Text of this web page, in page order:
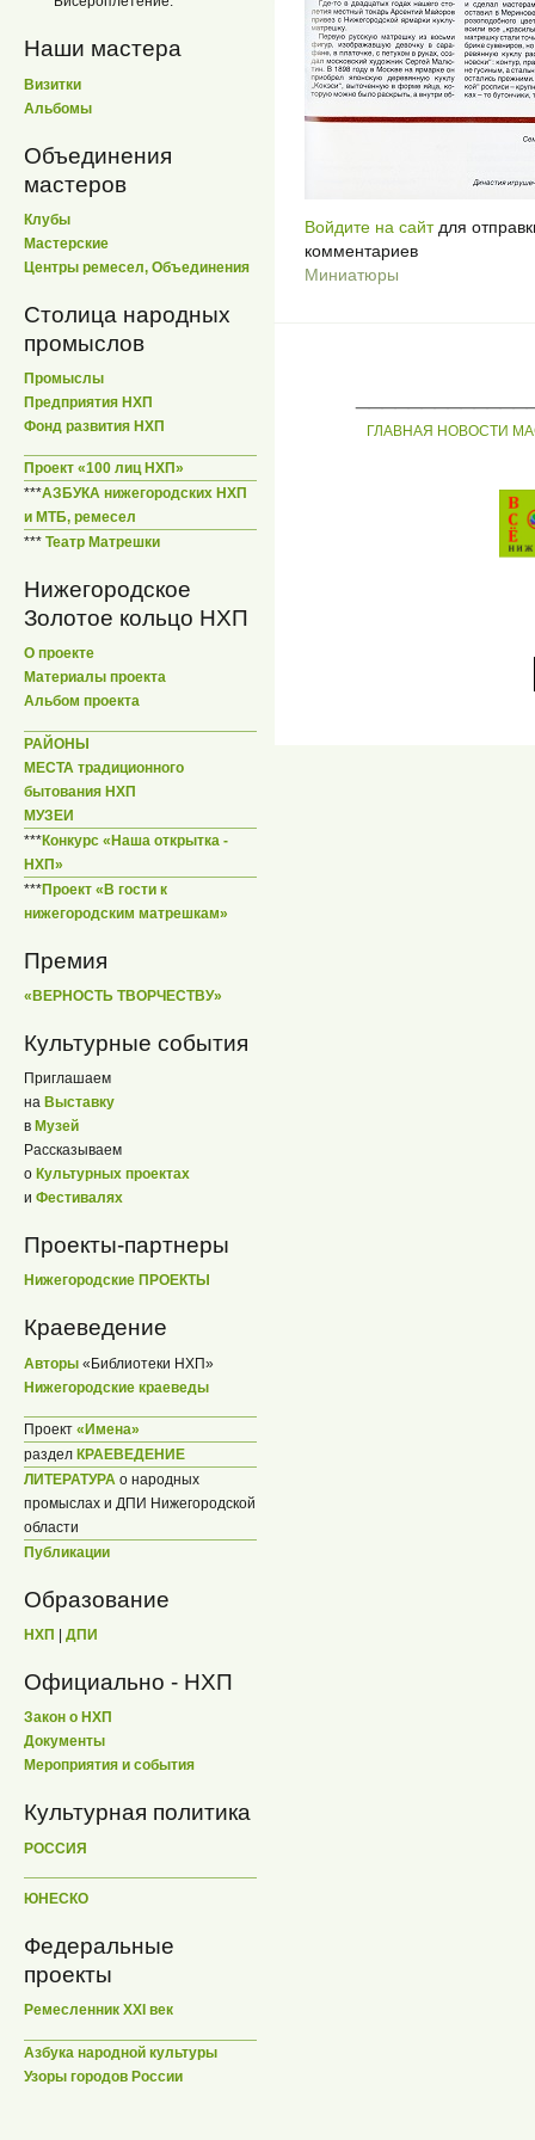
Наши мастера
Визитки
Альбомы
Объединения
мастеров
Клубы
Мастерские
Центры ремесел, Объединения
Столица народных
промыслов
Промыслы
Предприятия НХП
Фонд развития НХП
Проект «100 лиц НХП»
***АЗБУКА нижегородских НХП
и МТБ, ремесел
*** Театр Матрешки
Нижегородское
Золотое кольцо НХП
О проекте
Материалы проекта
Альбом проекта
РАЙОНЫ
МЕСТА традиционного
бытования НХП
МУЗЕИ
***Конкурс «Наша открытка -
НХП»
***Проект «В гости к
нижегородским матрешкам»
Премия
«ВЕРНОСТЬ ТВОРЧЕСТВУ»
Культурные события
Приглашаем
на Выставку
в Музей
Рассказываем
о Культурных проектах
и Фестивалях
Проекты-партнеры
Нижегородские ПРОЕКТЫ
Краеведение
Авторы «Библиотеки НХП»
Нижегородские краеведы
Проект «Имена»
раздел КРАЕВЕДЕНИЕ
ЛИТЕРАТУРА о народных
промыслах и ДПИ Нижегородской
области
Публикации
Образование
НХП ДПИ
Официально - НХП
Закон о НХП
Документы
Мероприятия и события
Культурная политика
РОССИЯ
ЮНЕСКО
Федеральные
проекты
Ремесленник XXI век
Азбука народной культуры
Узоры городов России
Войдите на сайтдля
комментариев
Миниатюры
ГЛАВНАЯ НОВОСТИ